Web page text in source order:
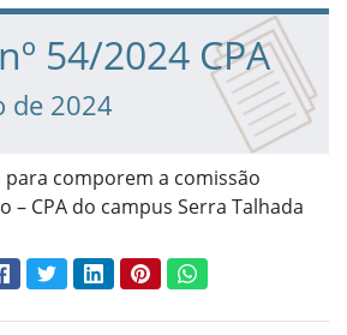
54/2024 CPA
de 2024
comporem a comissão
– CPA do campus Serra Talhada
conteúdo:
FacebookTwitterLinkedInPinterestWhatsApp